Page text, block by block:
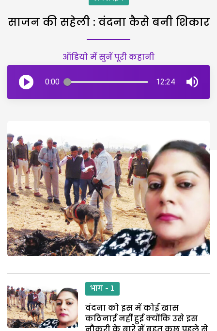
साजन की सहेली : वंदना कैसे बनी शिकार
ऑडियो में सुनें पूरी कहानी
0:00 12:24
भाग - 1
वंदना को इस में कोई खास
कठिनाई नहीं हुई क्योंकि उसे इस